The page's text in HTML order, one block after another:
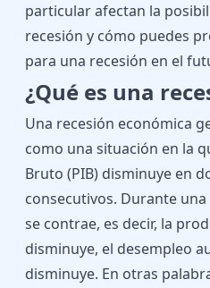
particular afectan la
recesión y cómo puedes
para una recesión en el
¿Qué es una
Una recesión económica
como una situación en la
Bruto (PIB) disminuye en
consecutivos. Durante
se contrae, es decir, la
disminuye, el desempleo
disminuye. En otras